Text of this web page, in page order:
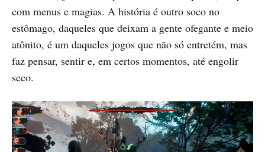
com menus e magias. A história é outro soco no
estômago, daqueles que deixam a gente ofegante e meio
atônito, é um daqueles jogos que não só entretém, mas
faz pensar, sentir e, em certos momentos, até engolir
seco.